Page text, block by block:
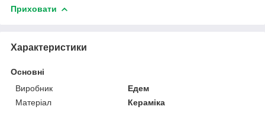
Приховати
Характеристики
Основні
Виробник
Едем
Матеріал
Кераміка